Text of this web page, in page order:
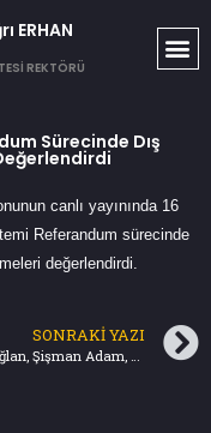
ERHAN​
REKTÖRÜ
Sürecinde Dış
canlı yayınında 16
Referandum sürecinde
değerlendirdi.
SONRAKI YAZI
Küçük Oğlan, Şişman Adam, Bombaların Anası ile Babası (17.04.2017) Türkiye Gazetesi